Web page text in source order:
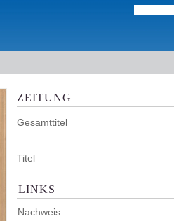
ZEITUNG
Gesamttitel
Titel
LINKS
Nachweis